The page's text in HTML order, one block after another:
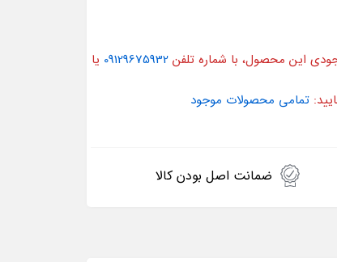
این محصول، با شماره تلفن09129675932 یا
تمامی محصولات موجود
ضمانت اصل بودن کالا